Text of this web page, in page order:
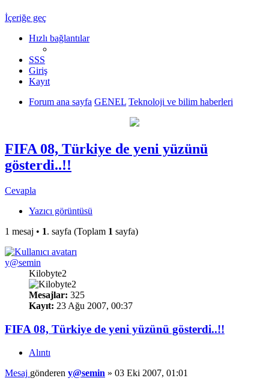
İçeriğe geç
Hızlı bağlantılar
SSS
Giriş
Kayıt
Forum ana sayfa GENEL Teknoloji ve bilim haberleri
FIFA 08, Türkiye de yeni yüzünü
gösterdi..!!
Cevapla
Yazıcı görüntüsü
1 mesaj • 1. sayfa (Toplam 1 sayfa)
y@semin
Kilobyte2
Mesajlar: 325
Kayıt: 23 Ağu 2007, 00:37
FIFA 08, Türkiye de yeni yüzünü gösterdi..!!
Alıntı
Mesaj gönderen y@semin » 03 Eki 2007, 01:01